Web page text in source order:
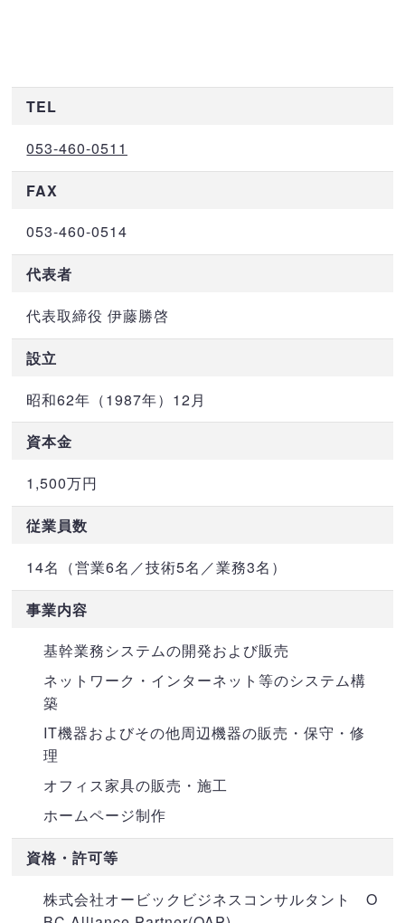
TEL
053-460-0511
FAX
053-460-0514
代表者
代表取締役 伊藤勝啓
設立
昭和62年（1987年）12月
資本金
1,500万円
従業員数
14名（営業6名／技術5名／業務3名）
事業内容
基幹業務システムの開発および販売
ネットワーク・インターネット等のシステム構
築
IT機器およびその他周辺機器の販売・保守・修
理
オフィス家具の販売・施工
ホームページ制作
資格・許可等
株式会社オービックビジネスコンサルタント O